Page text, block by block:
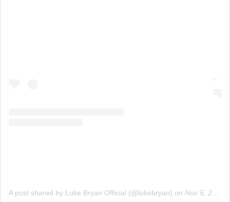
A post shared by Luke Bryan Official (@lukebryan) on Nov 5, 2020 at 5:16pm PST